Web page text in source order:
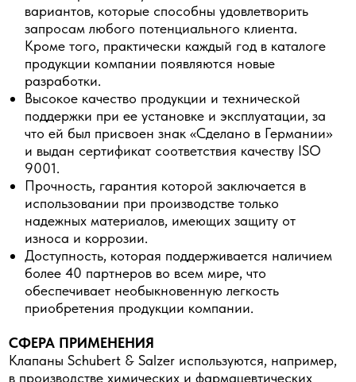
вариантов, которые способны удовлетворить
запросам любого потенциального клиента.
Кроме того, практически каждый год в каталоге
продукции компании появляются новые
разработки.
Высокое качество продукции и технической
поддержки при ее установке и эксплуатации, за
что ей был присвоен знак «Сделано в Германии»
и выдан сертификат соответствия качеству ISO
9001.
Прочность, гарантия которой заключается в
использовании при производстве только
надежных материалов, имеющих защиту от
износа и коррозии.
Доступность, которая поддерживается наличием
более 40 партнеров во всем мире, что
обеспечивает необыкновенную легкость
приобретения продукции компании.
СФЕРА ПРИМЕНЕНИЯ
Клапаны Schubert & Salzer используются, например,
в производстве химических и фармацевтических